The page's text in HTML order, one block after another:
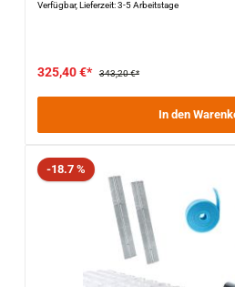
Verfügbar, Lieferzeit: 3-5 Arbeitstage
325,40 €* 343,20 €*
In den
Rabatt
-18.7 %